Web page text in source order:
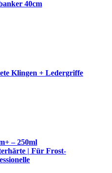
40cm
Klingen + Ledergriffe
– 250ml
| Für Frost-